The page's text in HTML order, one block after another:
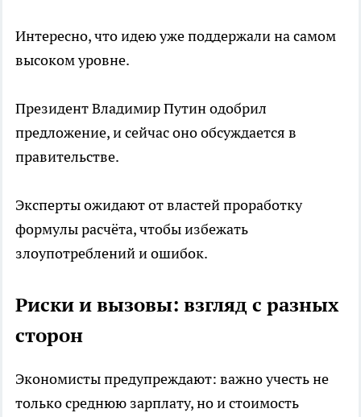
Интересно, что идею уже поддержали на самом
высоком уровне.
Президент Владимир Путин одобрил
предложение, и сейчас оно обсуждается в
правительстве.
Эксперты ожидают от властей проработку
формулы расчёта, чтобы избежать
злоупотреблений и ошибок.
Риски и вызовы: взгляд с разных
сторон
Экономисты предупреждают: важно учесть не
только среднюю зарплату, но и стоимость